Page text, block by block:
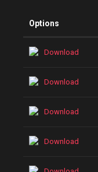
Options
Download
Download
Download
Download